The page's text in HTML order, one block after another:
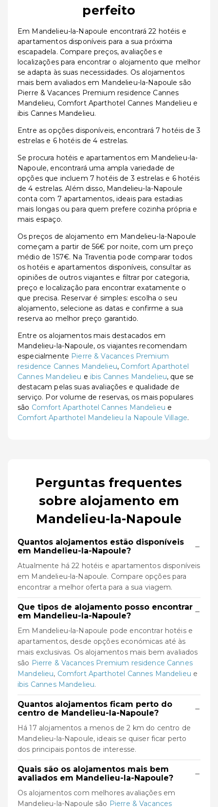
perfeito
Em Mandelieu-la-Napoule encontrará 22 hotéis e
apartamentos disponíveis para a sua próxima
escapadela. Compare preços, avaliações e
localizações para encontrar o alojamento que melhor
se adapta às suas necessidades. Os alojamentos
mais bem avaliados em Mandelieu-la-Napoule são
Pierre & Vacances Premium residence Cannes
Mandelieu, Comfort Aparthotel Cannes Mandelieu e
ibis Cannes Mandelieu.
Entre as opções disponíveis, encontrará 7 hotéis de 3
estrelas e 6 hotéis de 4 estrelas.
Se procura hotéis e apartamentos em Mandelieu-la-
Napoule, encontrará uma ampla variedade de
opções que incluem 7 hotéis de 3 estrelas e 6 hotéis
de 4 estrelas. Além disso, Mandelieu-la-Napoule
conta com 7 apartamentos, ideais para estadias
mais longas ou para quem prefere cozinha própria e
mais espaço.
Os preços de alojamento em Mandelieu-la-Napoule
começam a partir de 56€ por noite, com um preço
médio de 157€. Na Traventia pode comparar todos
os hotéis e apartamentos disponíveis, consultar as
opiniões de outros viajantes e filtrar por categoria,
preço e localização para encontrar exatamente o
que precisa. Reservar é simples: escolha o seu
alojamento, selecione as datas e confirme a sua
reserva ao melhor preço garantido.
Entre os alojamentos mais destacados em
Mandelieu-la-Napoule, os viajantes recomendam
especialmente Pierre & Vacances Premium
residence Cannes Mandelieu, Comfort Aparthotel
Cannes Mandelieu e ibis Cannes Mandelieu, que se
destacam pelas suas avaliações e qualidade de
serviço. Por volume de reservas, os mais populares
são Comfort Aparthotel Cannes Mandelieu e
Comfort Aparthotel Mandelieu la Napoule Village.
Perguntas frequentes
sobre alojamento em
Mandelieu-la-Napoule
Quantos alojamentos estão disponíveis
em Mandelieu-la-Napoule?
−
Atualmente há 22 hotéis e apartamentos disponíveis
em Mandelieu-la-Napoule. Compare opções para
encontrar a melhor oferta para a sua viagem.
Que tipos de alojamento posso encontrar
em Mandelieu-la-Napoule?
−
Em Mandelieu-la-Napoule pode encontrar hotéis e
apartamentos, desde opções económicas até às
mais exclusivas. Os alojamentos mais bem avaliados
são Pierre & Vacances Premium residence Cannes
Mandelieu, Comfort Aparthotel Cannes Mandelieu e
ibis Cannes Mandelieu.
Quantos alojamentos ficam perto do
centro de Mandelieu-la-Napoule?
−
Há 17 alojamentos a menos de 2 km do centro de
Mandelieu-la-Napoule, ideais se quiser ficar perto
dos principais pontos de interesse.
Quais são os alojamentos mais bem
avaliados em Mandelieu-la-Napoule?
−
Os alojamentos com melhores avaliações em
Mandelieu-la-Napoule são Pierre & Vacances